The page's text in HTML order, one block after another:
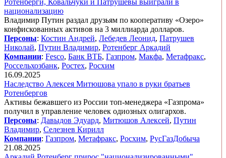
Ротенберги, Ковальчуки и Патрушевы выиграли в
национализацию
Владимир Путин раздал друзьям по кооперативу «Озеро»
конфискованных активов на 3 миллиарда долларов.
Персоны: Костин Андрей, Лебедев Леонид, Патрушев
Николай, Путин Владимир, Ротенберг Аркадий
Компании: Fesco, Банк ВТБ, Газпром, Макфа, Метафракс,
Россельхозбанк, Ростех, Росхим
16.09.2025
Наследство Алексея Митюшова упало в руки братьев
Ротенбергов
Активы бежавшего из России топ-менеджера «Газпрома»
получил в управление человек одиозных олигархов.
Персоны: Давыдов Эдуард, Митюшов Алексей, Путин
Владимир, Селезнев Кирилл
Компании: Газпром, Метафракс, Росхим, РусГазДобыча
21.08.2025